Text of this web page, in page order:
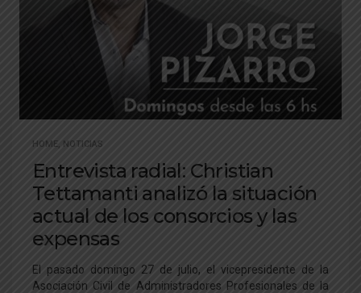
HOME, NOTICIAS
Entrevista radial: Christian
Tettamanti analizó la situación
actual de los consorcios y las
expensas
El pasado domingo 27 de julio, el vicepresidente de la
Asociación Civil de Administradores Profesionales de la